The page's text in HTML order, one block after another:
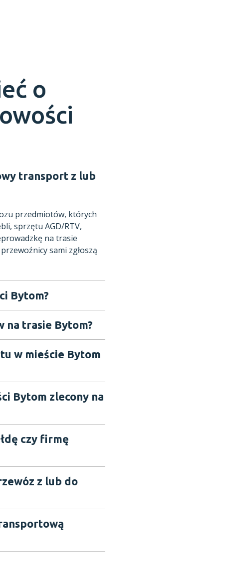
o
transport z lub
przedmiotów, których
sprzętu AGD/RTV,
na trasie
sami zgłoszą
Bytom?
na trasie Bytom?
w mieście Bytom
Bytom zlecony na
czy firmę
z lub do